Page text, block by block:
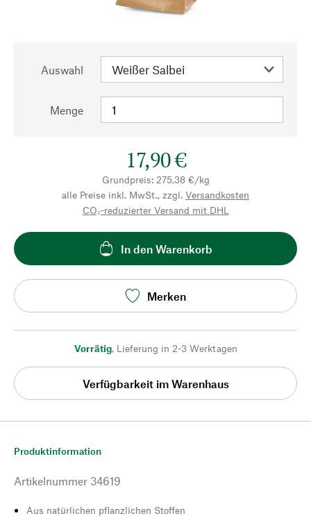
Auswahl
Menge
17,90 €
Grundpreis: 275,38 €/kg
alle Preise inkl. MwSt., zzgl. Versandkosten
CO₂-reduzierter Versand mit DHL
In den Warenkorb
Merken
Vorrätig, Lieferung in 2-3 Werktagen
Verfügbarkeit im Warenhaus
Produktinformation
Artikelnummer 34619
Aus natürlichen pflanzlichen Stoffen